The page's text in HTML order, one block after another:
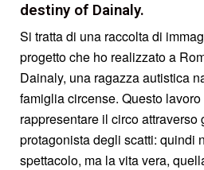
destiny of Dainaly.
Si tratta di una raccolta di
progetto che ho realizzato a
Dainaly, una ragazza autistica
famiglia circense. Questo
rappresentare il circo
protagonista degli scatti: quindi
spettacolo, ma la vita vera,